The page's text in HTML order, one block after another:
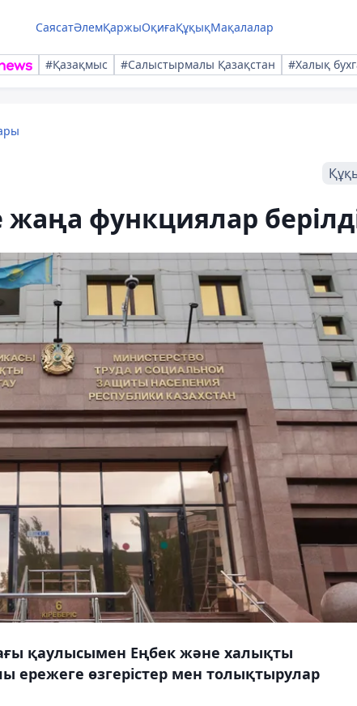
СаясатӘлемҚаржыОқиғаҚұқықМақалалар
#Қазақмыс #Салыстырмалы Қазақстан #Халық
жаңа функциялар
қаулысымен Еңбек және халықты
ережеге өзгерістер мен толықтырулар